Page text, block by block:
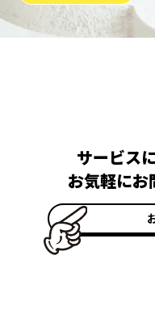
サービス
お気軽にお